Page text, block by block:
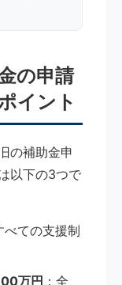
の申請
イント
の補助金申
以下の3つで
べての支援制
万円 ：全